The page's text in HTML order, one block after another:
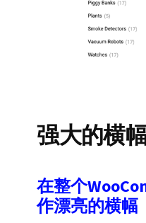
强大的横
在整个
作漂亮的横幅